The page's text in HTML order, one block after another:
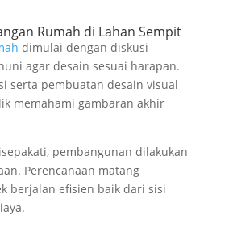
Rumah di Lahan Sempit
dimulai dengan diskusi
agar desain sesuai harapan.
serta pembuatan desain visual
memahami gambaran akhir
pembangunan dilakukan
Perencanaan matang
berjalan efisien baik dari sisi